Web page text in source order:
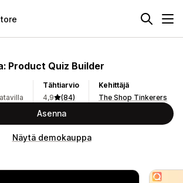
Product Quiz Builder
Tähtiarvio
4,9
(84)
Kehittäjä
The Shop Tinkerers
Asenna
Näytä demokauppa